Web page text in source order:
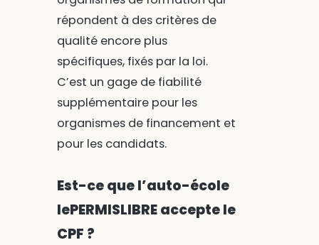
répondent à des critères de
qualité encore plus
spécifiques, fixés par la loi.
C’est un gage de fiabilité
supplémentaire pour les
organismes de financement et
pour les candidats.
Est-ce que l’auto-école
lePERMISLIBRE accepte le
CPF ?